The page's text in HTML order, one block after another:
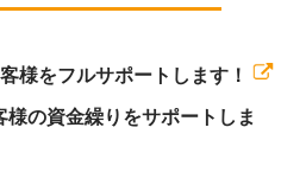
様をフルサポートします！
様の資金繰りをサポートしま